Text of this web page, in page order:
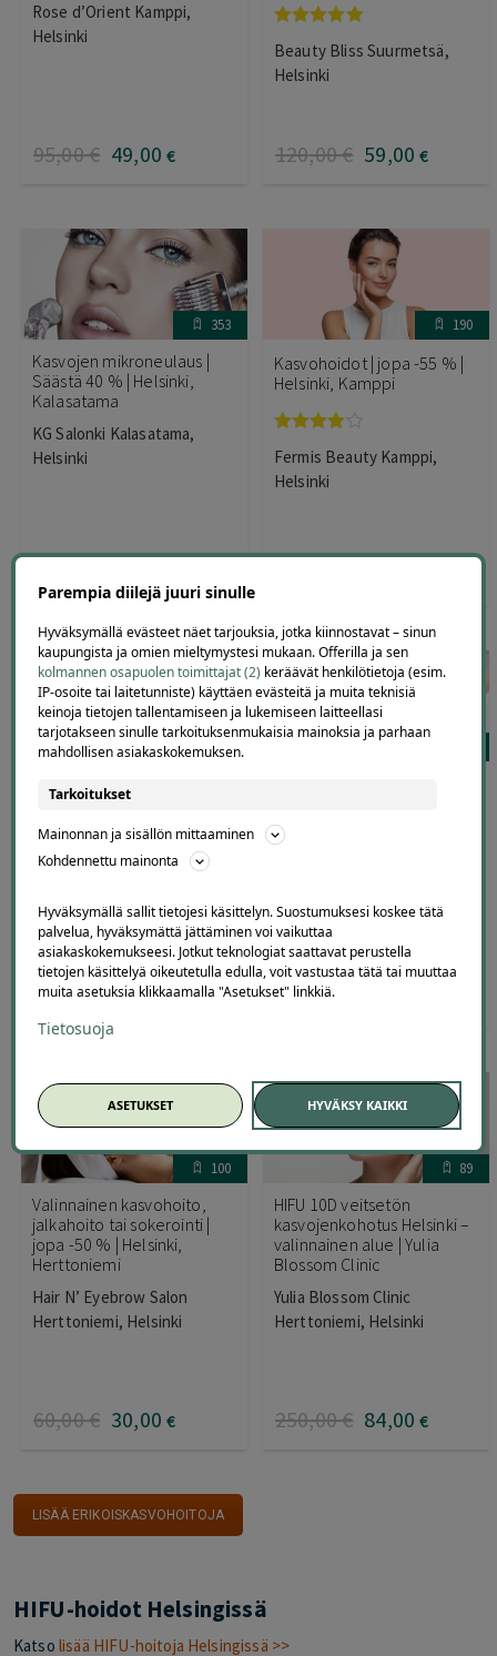
Rose d’Orient Kamppi,
Helsinki
95,00€ 49,00 €
tuotteesta:
5.00/ 5
Beauty Bliss Suurmetsä,
Helsinki
120,00€ 59,00 €
353
Kasvojen mikroneulaus |
Säästä 40 % | Helsinki,
Kalasatama
KG Salonki Kalasatama,
Helsinki
190
Kasvohoidot | jopa -55 % |
Helsinki, Kamppi
tuotteesta:
4.00/ 5
Fermis Beauty Kamppi,
Helsinki
121
Tasainen ja hehkuva iho! BB
Glow -kasvohoito | -59 % |
Helsinki, Itäkeskus
Kauneushoitola Pinkki
120,00€ 49,00 €
Säästä 32 % | Helsinki,
Herttoniemi
Arvostelu
tuotteesta:
5.00/ 5
Yulia Blossom Clinic
Herttoniemi, Helsinki
65,00€
100
Valinnainen kasvohoito,
jalkahoito tai sokerointi |
jopa -50 % | Helsinki,
Herttoniemi
Hair N’ Eyebrow Salon
Herttoniemi, Helsinki
60,00€ 30,00 €
89
HIFU 10D veitsetön
kasvojenkohotus Helsinki –
valinnainen alue | Yulia
Blossom Clinic
Yulia Blossom Clinic
Herttoniemi, Helsinki
250,00€ 84,00 €
LISÄÄ ERIKOISKASVOHOITOJA
HIFU-hoidot Helsingissä
Katso lisää HIFU-hoitoja Helsingissä >>
Parempia diilejä juuri sinulle
Hyväksymällä evästeet näet tarjouksia, jotka kiinnostavat – sinun
kaupungista ja omien mieltymystesi mukaan. Offerilla ja sen
kolmannen osapuolen toimittajat (2) keräävät henkilötietoja (esim.
IP-osoite tai laitetunniste) käyttäen evästeitä ja muita teknisiä
keinoja tietojen tallentamiseen ja lukemiseen laitteellasi
tarjotakseen sinulle tarkoituksenmukaisia mainoksia ja parhaan
mahdollisen asiakaskokemuksen.
Tarkoitukset
Mainonnan ja sisällön mittaaminen
Kohdennettu mainonta
Hyväksymällä sallit tietojesi käsittelyn. Suostumuksesi koskee tätä
palvelua, hyväksymättä jättäminen voi vaikuttaa
asiakaskokemukseesi. Jotkut teknologiat saattavat perustella
tietojen käsittelyä oikeutetulla edulla, voit vastustaa tätä tai muuttaa
muita asetuksia klikkaamalla "Asetukset" linkkiä.
Tietosuoja
ASETUKSET HYVÄKSY KAIKKI